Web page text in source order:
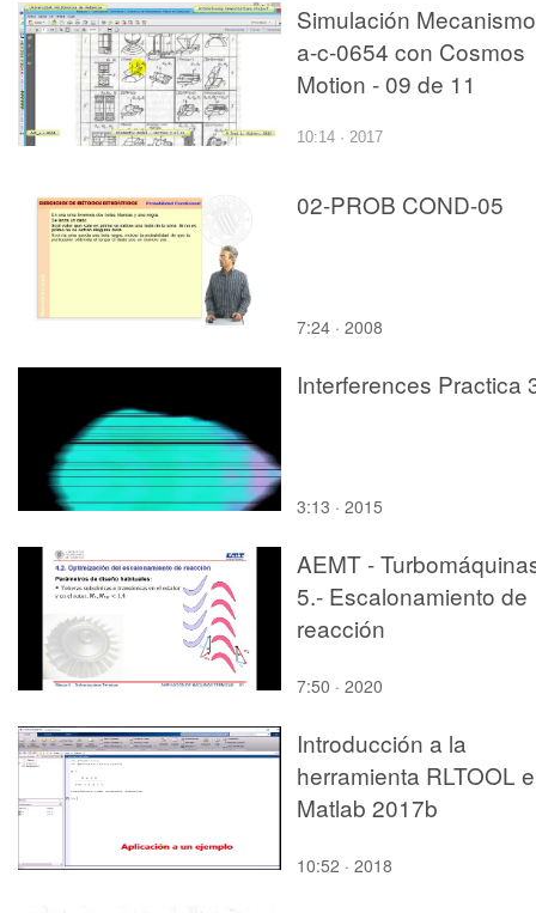
Simulación Mecanismo
a-c-0654 con Cosmos
Motion - 09 de 11
10:14 · 2017
02-PROB COND-05
7:24 · 2008
Interferences Practica
3:13 · 2015
AEMT -
5.- Escalonamiento de
reacción
7:50 · 2020
Introducción a la
herramienta RLTOOL
Matlab 2017b
10:52 · 2018